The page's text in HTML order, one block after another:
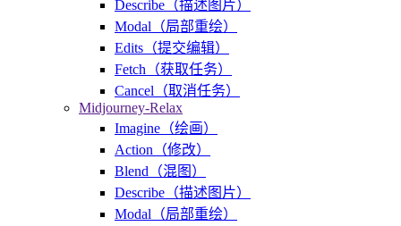
Describe（描述图片）
Modal（局部重绘）
Edits（提交编辑）
Fetch（获取任务）
Cancel（取消任务）
Midjourney-Relax
Imagine（绘画）
Action（修改）
Blend（混图）
Describe（描述图片）
Modal（局部重绘）